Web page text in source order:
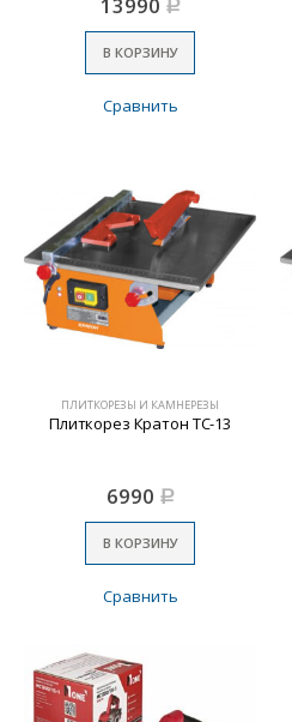
Р
В КОРЗИНУ
Сравнить
ПЛИТКОРЕЗЫ И КАМНЕРЕЗЫ
Плиткорез Кратон ТС-13
6990 Р
В КОРЗИНУ
Сравнить